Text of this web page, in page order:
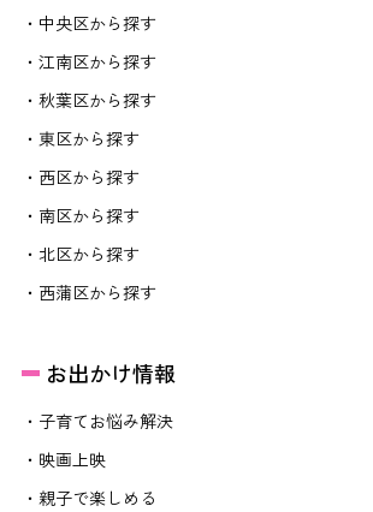
・中央区から探す
・江南区から探す
・秋葉区から探す
・東区から探す
・西区から探す
・南区から探す
・北区から探す
・西蒲区から探す
お出かけ情報
・子育てお悩み解決
・映画上映
・親子で楽しめる